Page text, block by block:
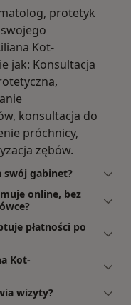
protetyk
Kot-
jak: Konsultacja
konsultacja do
próchnicy,
zębów.
swój gabinet?
online, bez
płatności po
Kot-
wizyty?